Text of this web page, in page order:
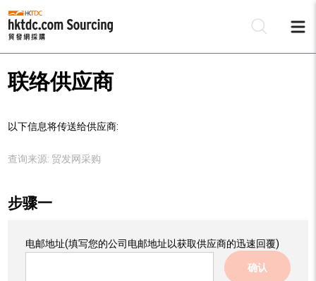
联络供应商
以下信息将传送给供应商:
查询来源: 贸发网采购
步骤一
电邮地址(填写您的公司电邮地址以获取供应商的迅速回覆)
确认